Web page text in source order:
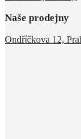
Naše prodejny
Ondříčkova 12,